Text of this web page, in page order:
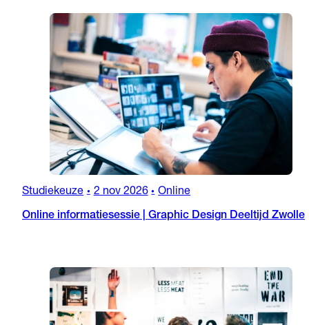
Studiekeuze • 2 nov 2026 • Online
Online informatiesessie | Graphic Design Deeltijd Zwolle